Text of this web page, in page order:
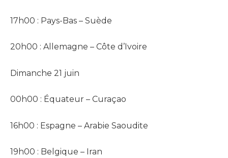
17h00 : Pays-Bas – Suède
20h00 : Allemagne – Côte d’Ivoire
Dimanche 21 juin
00h00 : Équateur – Curaçao
16h00 : Espagne – Arabie Saoudite
19h00 : Belgique – Iran